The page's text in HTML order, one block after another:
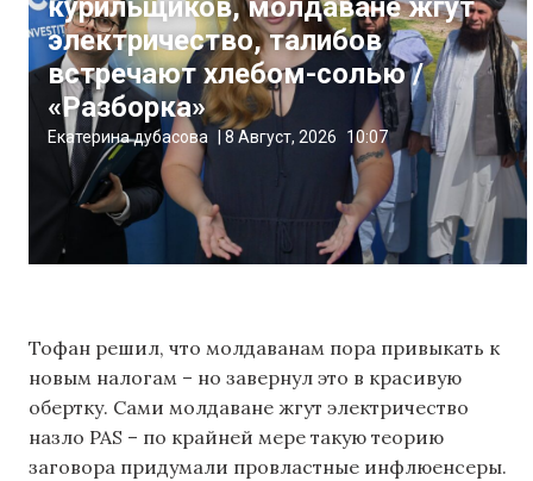
курильщиков, молдаване жгут
электричество, талибов
встречают хлебом-солью /
«Разборка»
Екатерина дубасова 8 Август, 2026 10:07
Тофан решил, что молдаванам пора привыкать к
новым налогам – но завернул это в красивую
обертку. Сами молдаване жгут электричество
назло PAS – по крайней мере такую теорию
заговора придумали провластные инфлюенсеры.